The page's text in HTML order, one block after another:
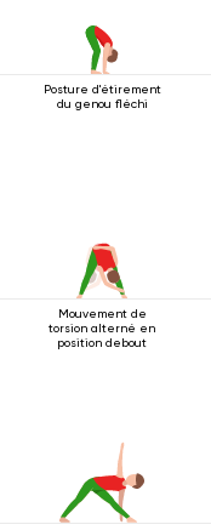
Posture d'étirement
du genou fléchi
Mouvement de
torsion alterné en
position debout